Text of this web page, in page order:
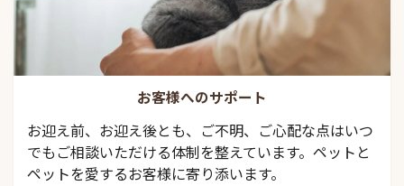
お客様へのサポート
お迎え前、お迎え後とも、ご不明、ご心配な点はいつ
でもご相談いただける体制を整えています。ペットと
ペットを愛するお客様に寄り添います。